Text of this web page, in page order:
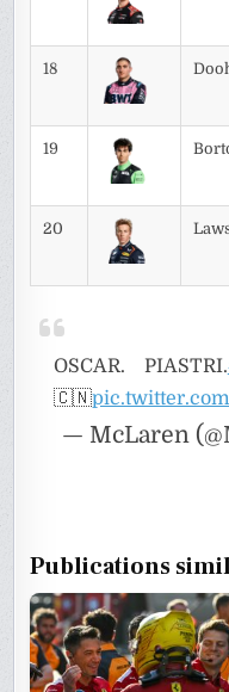
18
19
20
OSCAR. PIASTRI.
🇨🇳
— McLaren
Publications